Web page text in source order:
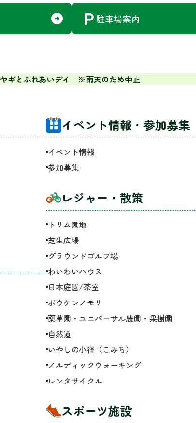
駐車場案内
ヤギとふれあいデイ ※雨天のため中止
イベント情報・参加募集
イベント情報
参加募集
レジャー・散策
トリム園地
芝生広場
グラウンドゴルフ場
わいわいハウス
日本庭園/茶室
ボウケンノモリ
薬草園・ユニバーサル農園・果樹園
自然道
いやしの小径（こみち）
ノルディックウォーキング
レンタサイクル
スポーツ施設